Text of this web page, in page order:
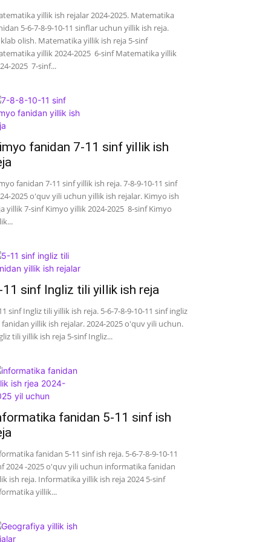
yillik ish rejalar 2024-2025. Matematika
5-6-7-8-9-10-11 sinflar uchun yillik ish reja.
olish. Matematika yillik ish reja 5-sinf
yillik 2024-2025 6-sinf Matematika yillik
2025 7-sinf...
fanidan 7-11 sinf yillik ish
fanidan 7-11 sinf yillik ish reja. 7-8-9-10-11 sinf
2025 o'quv yili uchun yillik ish rejalar. Kimyo ish
yillik 7-sinf Kimyo yillik 2024-2025 8-sinf Kimyo
11 sinf Ingliz tili yillik ish reja
sinf Ingliz tili yillik ish reja. 5-6-7-8-9-10-11 sinf ingliz
yillik ish rejalar. 2024-2025 o'quv yili uchun.
tili yillik ish reja 5-sinf Ingliz...
fanidan 5-11 sinf ish
fanidan 5-11 sinf ish reja. 5-6-7-8-9-10-11
2024 -2025 o'quv yili uchun informatika fanidan
ish reja. Informatika yillik ish reja 2024 5-sinf
yillik...